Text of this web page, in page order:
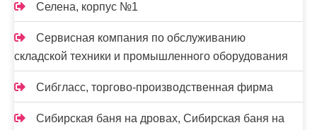
Селена, корпус №1
Сервисная компания по обслуживанию
складской техники и промышленного оборудования
Сибгласс, торгово-производственная фирма
Сибирская баня на дровах, Сибирская баня на